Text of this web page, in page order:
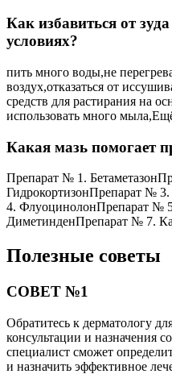
Как избавиться от
условиях?
пить много воды,не
воздух,отказаться от
средств для растирания на
использовать много
Какая мазь помогает
Препарат № 1.
ГидрокортизонПрепарат №
4. ФлуоцинолонПрепарат №
ДиметинденПрепарат № 7.
Полезные советы
СОВЕТ №1
Обратитесь к дерматологу
консультации и назначения
специалист сможет
и назначить эффективное